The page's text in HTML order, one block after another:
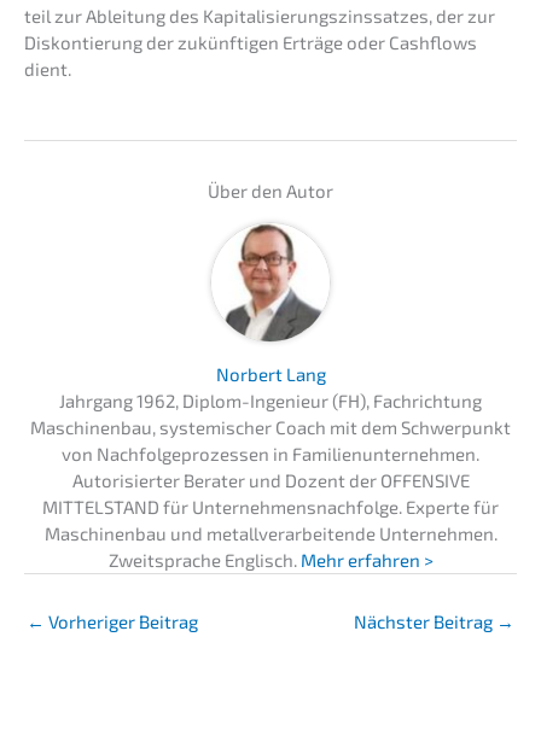
teil zur Ablei­tung des Kapita­li­sie­rungs­zins­sat­zes, der zur
Diskon­tie­rung der zukünf­ti­gen Erträ­ge oder Cashflows
dient.
Über den Autor
Norbert Lang
Jahrgang 1962, Diplom-Ingenieur (FH), Fachrichtung
Maschinenbau, systemischer Coach mit dem Schwerpunkt
von Nachfolgeprozessen in Familienunternehmen.
Autorisierter Berater und Dozent der OFFENSIVE
MITTELSTAND für Unternehmensnachfolge. Experte für
Maschinenbau und metallverarbeitende Unternehmen.
Zweitsprache Englisch. Mehr erfahren >
← Vorheriger Beitrag Nächster Beitrag →